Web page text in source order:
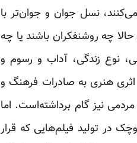
نسل جوان و جوان‌تر با
چه روشنفکران باشند یا چه
نوع زندگی، آداب و رسوم و
هنری به صادرات فرهنگ و
نیز گام ‏برداشته‌است. اما
‏در تولید فیلم‌هایی که قرار